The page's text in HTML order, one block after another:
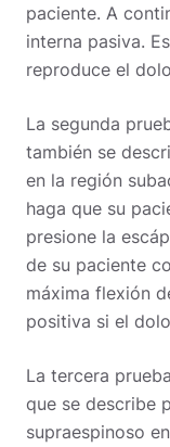
paciente. A
interna pasiva.
reproduce el
La segunda
también se
en la región
haga que su
presione la
de su paciente
máxima flexión
positiva si el
La tercera
que se describe
supraespinoso